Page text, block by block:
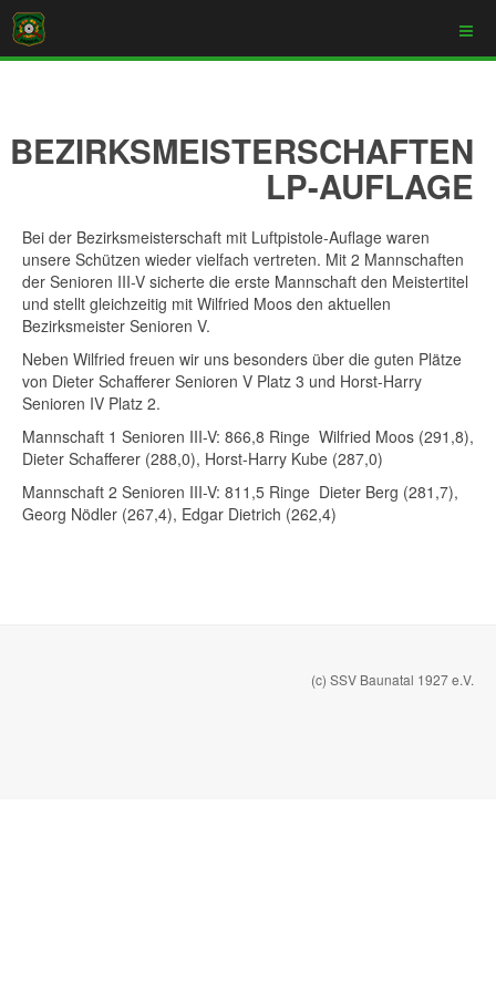
BEZIRKSMEISTERSCHAFTEN
LP-AUFLAGE
Bei der Bezirksmeisterschaft mit Luftpistole-Auflage waren
unsere Schützen wieder vielfach vertreten. Mit 2 Mannschaften
der Senioren III-V sicherte die erste Mannschaft den Meistertitel
und stellt gleichzeitig mit Wilfried Moos den aktuellen
Bezirksmeister Senioren V.
Neben Wilfried freuen wir uns besonders über die guten Plätze
von Dieter Schafferer Senioren V Platz 3 und Horst-Harry
Senioren IV Platz 2.
Mannschaft 1 Senioren III-V: 866,8 Ringe Wilfried Moos (291,8),
Dieter Schafferer (288,0), Horst-Harry Kube (287,0)
Mannschaft 2 Senioren III-V: 811,5 Ringe Dieter Berg (281,7),
Georg Nödler (267,4), Edgar Dietrich (262,4)
(c) SSV Baunatal 1927 e.V.